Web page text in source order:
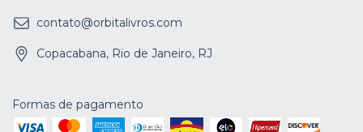
contato@orbitalivros.com
Copacabana, Rio de Janeiro, RJ
Formas de pagamento